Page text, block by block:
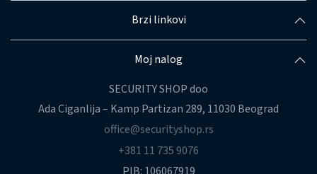
Brzi linkovi
Moj nalog
SECURITY SHOP doo
Ada Ciganlija – Kamp Partizan 289, 11030 Beograd
office@securityshop.rs
+381 11 735 9076